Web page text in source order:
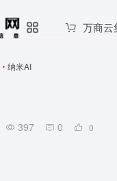
万商云
• 纳米AI
397 0 0